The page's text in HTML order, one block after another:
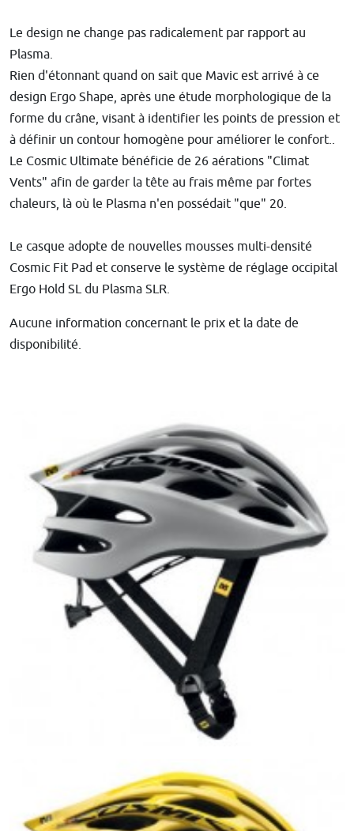
Le design ne change pas radicalement par rapport au
Plasma.
Rien d'étonnant quand on sait que Mavic est arrivé à ce
design Ergo Shape, après une étude morphologique de la
forme du crâne, visant à identifier les points de pression et
à définir un contour homogène pour améliorer le confort..
Le Cosmic Ultimate bénéficie de 26 aérations "Climat
Vents" afin de garder la tête au frais même par fortes
chaleurs, là où le Plasma n'en possédait "que" 20.
Le casque adopte de nouvelles mousses multi-densité
Cosmic Fit Pad et conserve le système de réglage occipital
Ergo Hold SL du Plasma SLR.
Aucune information concernant le prix et la date de
disponibilité.